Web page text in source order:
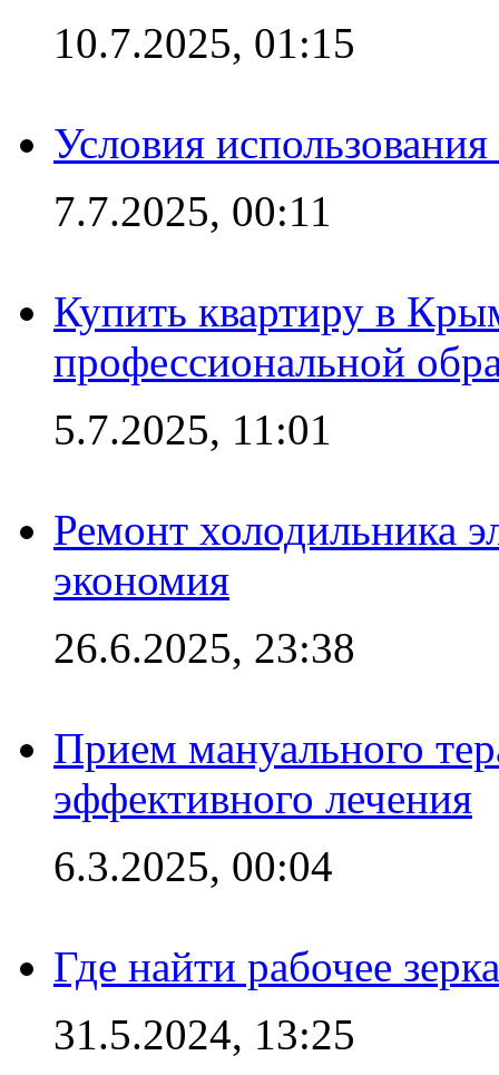
10.7.2025, 01:15
Условия
7.7.2025, 00:11
Купить квартиру в
профессиональной
5.7.2025, 11:01
Ремонт холодильника
экономия
26.6.2025, 23:38
Прием мануального
эффективного лечения
6.3.2025, 00:04
Где найти рабочее
31.5.2024, 13:25